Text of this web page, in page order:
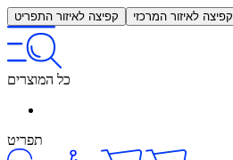
קפיצה לאיזור התפריט קפיצה לאיזור המרכזי
כל המוצרים
תפריט